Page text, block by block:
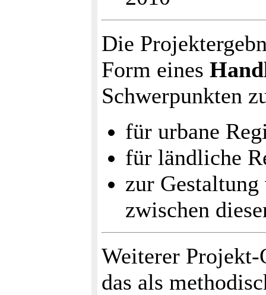
Die
Form eines
Schwerpunkten
für urbane
für ländliche
zur
zwischen
Weiterer
das als